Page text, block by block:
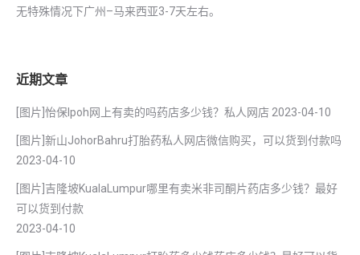
无特殊情况下广州–马来西亚3-7天左右。
近期文章
[图片]怡保lpoh网上有卖的吗药店多少钱？私人网店 2023-04-10
[图片]新山JohorBahru打胎药私人网店微信购买，可以货到付款吗
2023-04-10
[图片]吉隆坡KualaLumpur哪里有卖米非司酮片药店多少钱？最好
可以货到付款
2023-04-10